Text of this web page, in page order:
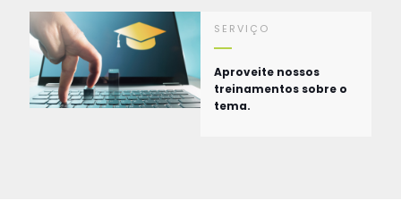
SERVIÇO
Aproveite nossos
treinamentos sobre o
tema.